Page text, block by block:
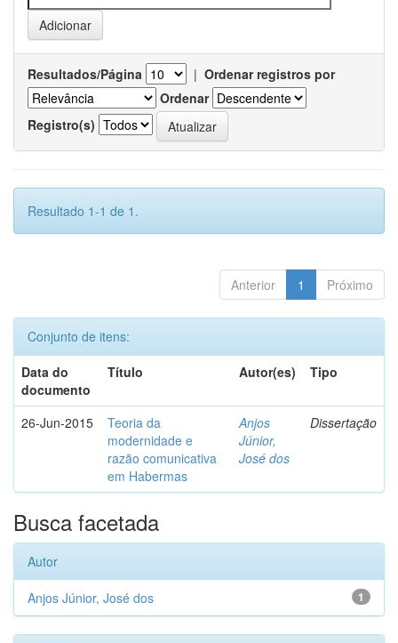
Resultados/Página | Ordenar registros por
Ordenar
Registro(s)
Resultado 1-1 de 1.
Anterior 1 Próximo
Conjunto de itens:
Data do
documento
Título Autor(es) Tipo
26-Jun-2015
Teoria da
modernidade e
razão comunicativa
em Habermas
Anjos
Júnior,
José dos
Dissertação
Busca facetada
Autor
1
Anjos Júnior, José dos